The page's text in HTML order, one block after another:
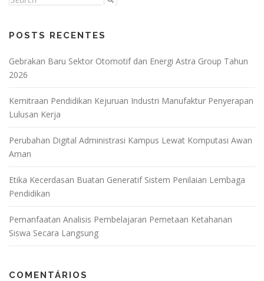
POSTS RECENTES
Gebrakan Baru Sektor Otomotif dan Energi Astra Group Tahun
2026
Kemitraan Pendidikan Kejuruan Industri Manufaktur Penyerapan
Lulusan Kerja
Perubahan Digital Administrasi Kampus Lewat Komputasi Awan
Aman
Etika Kecerdasan Buatan Generatif Sistem Penilaian Lembaga
Pendidikan
Pemanfaatan Analisis Pembelajaran Pemetaan Ketahanan
Siswa Secara Langsung
COMENTÁRIOS